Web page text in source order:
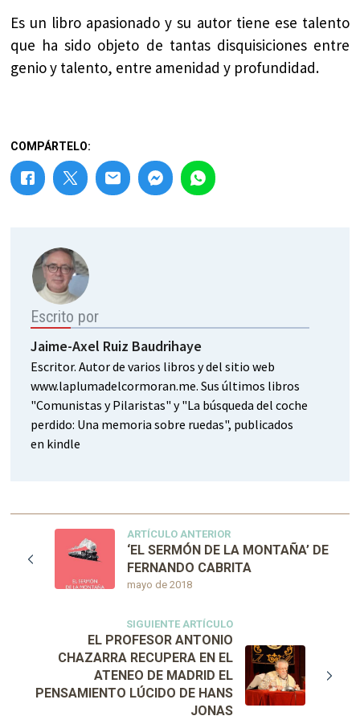
Es un libro apasionado y su autor tiene ese talento
que ha sido objeto de tantas disquisiciones entre
genio y talento, entre amenidad y profundidad.
COMPÁRTELO:
Escrito por
Jaime-Axel Ruiz Baudrihaye
Escritor. Autor de varios libros y del sitio web
www.laplumadelcormoran.me. Sus últimos libros
"Comunistas y Pilaristas" y "La búsqueda del coche
perdido: Una memoria sobre ruedas", publicados
en kindle
ARTÍCULO ANTERIOR
mayo de 2018
‘EL SERMÓN DE LA MONTAÑA’ DE
FERNANDO CABRITA
SIGUIENTE ARTÍCULO
EL PROFESOR ANTONIO
CHAZARRA RECUPERA EN EL
ATENEO DE MADRID EL
PENSAMIENTO LÚCIDO DE HANS
JONAS